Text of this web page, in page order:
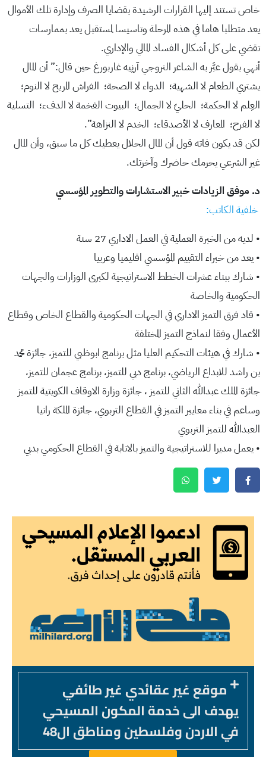
خاص تستند إليها القرارات الرشيدة بقضايا الصرف وإدارة تلك الأموال
يعد متطلبا هاما في هذه المرحلة وتاسيسا لمستقبل يعد بممارسات
تقضي على كل أشكال الفساد المالي والإداري.
أنهي بقول عبَّر به الشاعر النروجي آرنِيه غاربورغ حين قال:” أن المال
يشتري الطعام لا الشهية؛ ‏ الدواء لا الصحة؛ ‏ الفراش المريح لا النوم؛ ‏
العِلم لا الحكمة؛ ‏ الحليّ لا الجمال؛ ‏ البيوت الفخمة لا الدفء؛ ‏ التسلية
لا الفرح؛ ‏ المعارف لا الأصدقاء؛ ‏ الخدم لا النزاهة”.
لكن قد يكون فاته قول أن المال الحلال يعطيك كل ما سبق، وأن المال
غير الشرعي يحرمك حاضرك وآخرتك.‏
د. موفق الزيادات خبير الاستشارات والتطوير المؤسسي
خلفية الكاتب:
• لديه من الخبرة العملية في العمل الاداري 27 سنة
• يعد من خبراء التقييم المؤسسي اقليميا وعربيا
• شارك ببناء عشرات الخطط الاستراتيجية لكبرى الوزارات والجهات
الحكومية والخاصة
• قاد فرق التميز الاداري في الجهات الحكومية والقطاع الخاص وقطاع
الأعمال وفقا لنماذج التميز المختلفة
• شارك في هيئات التحكيم العليا مثل برنامج ابوظبي للتميز، جائزة محمد
بن راشد للابداع الرياضي، برنامج دبي للتميز، برنامج عجمان للتميز،
جائزة الملك عبدالله الثاني للتميز ، جائزة وزارة الاوقاف الكويتية للتميز
وساعم في بناء معايير التميز في القطاع التربوي، جائزة الملكة رانيا
العبدالله للتميز التربوي
• يعمل مديرا للاستراتيجية والتميز بالانابة في القطاع الحكومي بدبي
موقع غير عقائدي غير طائفي
يهدف الى خدمة المكون المسيحي
في الاردن وفلسطين ومناطق ال48